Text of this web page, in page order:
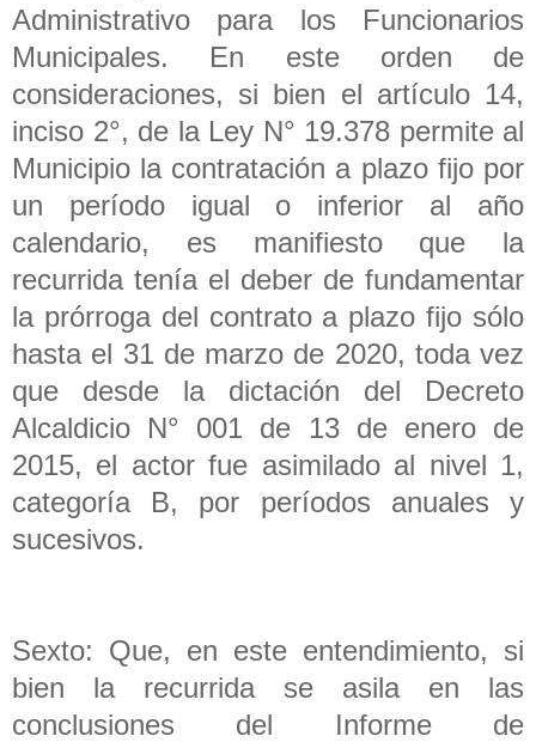
Administrativo para los Funcionarios
Municipales. En este orden de
consideraciones, si bien el artículo 14,
inciso 2°, de la Ley N° 19.378 permite al
Municipio la contratación a plazo fijo por
un período igual o inferior al año
calendario, es manifiesto que la
recurrida tenía el deber de fundamentar
la prórroga del contrato a plazo fijo sólo
hasta el 31 de marzo de 2020, toda vez
que desde la dictación del Decreto
Alcaldicio N° 001 de 13 de enero de
2015, el actor fue asimilado al nivel 1,
categoría B, por períodos anuales y
sucesivos.
Sexto: Que, en este entendimiento, si
bien la recurrida se asila en las
conclusiones del Informe de